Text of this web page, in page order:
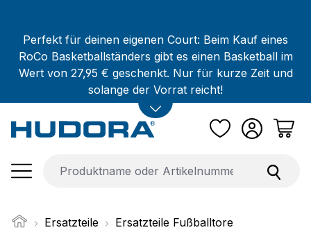
Perfekt für deinen eigenen Court: Beim Kauf eines
RoCo Basketballständers gibt es einen Basketball im
Wert von 27,95 € geschenkt. Nur für kurze Zeit und
solange der Vorrat reicht!
Ersatzteile Ersatzteile Fußballtore